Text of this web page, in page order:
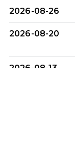
2026-08-26
2026-08-20
2026-08-13